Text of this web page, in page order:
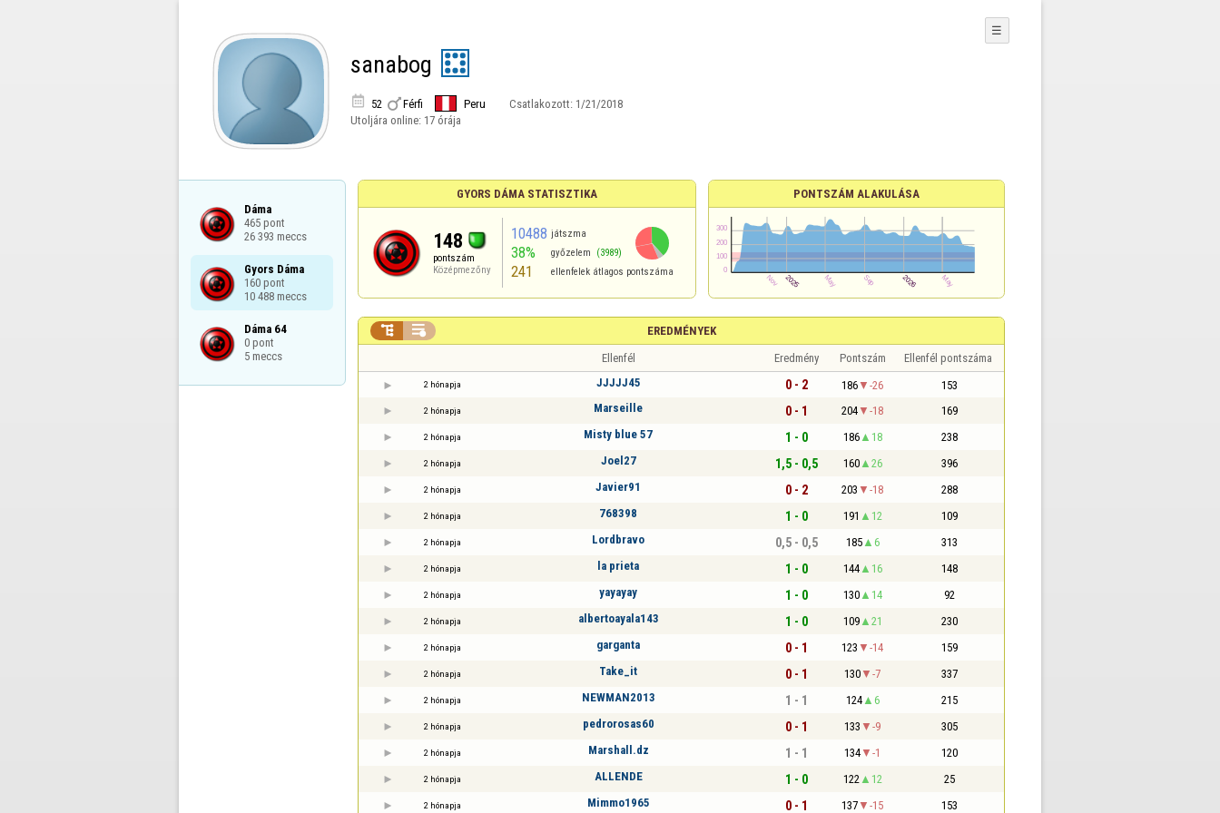
sanabog
 52 Férfi Peru Csatlakozott: 1/21/2018
Utoljára online: 17 órája
☰
Dáma
465 pont
26 393 meccs
Gyors Dáma
160 pont
10 488 meccs
Dáma 64
0 pont
5 meccs
GYORS DÁMA STATISZTIKA
148
pontszám
Középmezőny
10488 játszma
38% győzelem (3989)
241 ellenfelek átlagos pontszáma
PONTSZÁM ALAKULÁSA
EREDMÉNYEK
 
Ellenfél Eredmény Pontszám Ellenfél pontszáma
2 hónapja JJJJJ45 0 - 2 186 -26 153
2 hónapja Marseille 0 - 1 204 -18 169
2 hónapja Misty blue 57 1 - 0 186 18 238
2 hónapja Joel27 1,5 - 0,5 160 26 396
2 hónapja Javier91 0 - 2 203 -18 288
2 hónapja 768398 1 - 0 191 12 109
2 hónapja Lordbravo 0,5 - 0,5 185 6 313
2 hónapja la prieta 1 - 0 144 16 148
2 hónapja yayayay 1 - 0 130 14 92
2 hónapja albertoayala143 1 - 0 109 21 230
2 hónapja garganta 0 - 1 123 -14 159
2 hónapja Take_it 0 - 1 130 -7 337
2 hónapja NEWMAN2013 1 - 1 124 6 215
2 hónapja pedrorosas60 0 - 1 133 -9 305
2 hónapja Marshall.dz 1 - 1 134 -1 120
2 hónapja ALLENDE 1 - 0 122 12 25
2 hónapja Mimmo1965 0 - 1 137 -15 153